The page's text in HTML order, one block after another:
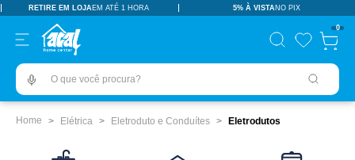
RETIRE EM LOJAEM ATÉ 1 HORA 5% À VISTANO PIX
0
O que você procura?
Elétrica Eletroduto e Conduítes Eletrodutos
TERMOS MAIS BUSCADOS
pisos revestimentos
º ceramica